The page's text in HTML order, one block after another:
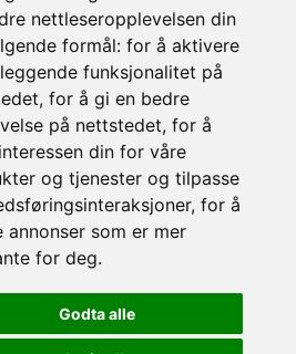
nettleseropplevelsen din
formål: for å aktivere
funksjonalitet på
, for å gi en bedre
på nettstedet, for å
din for våre
og tjenester og tilpasse
, for å
annonser som er mer
for deg.
Godta alle